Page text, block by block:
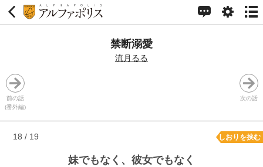
禁断溺愛
流月るる
前の話
(番外編)
次の話
18 / 19 しおりを挟む
妹でもなく、彼女でもなく